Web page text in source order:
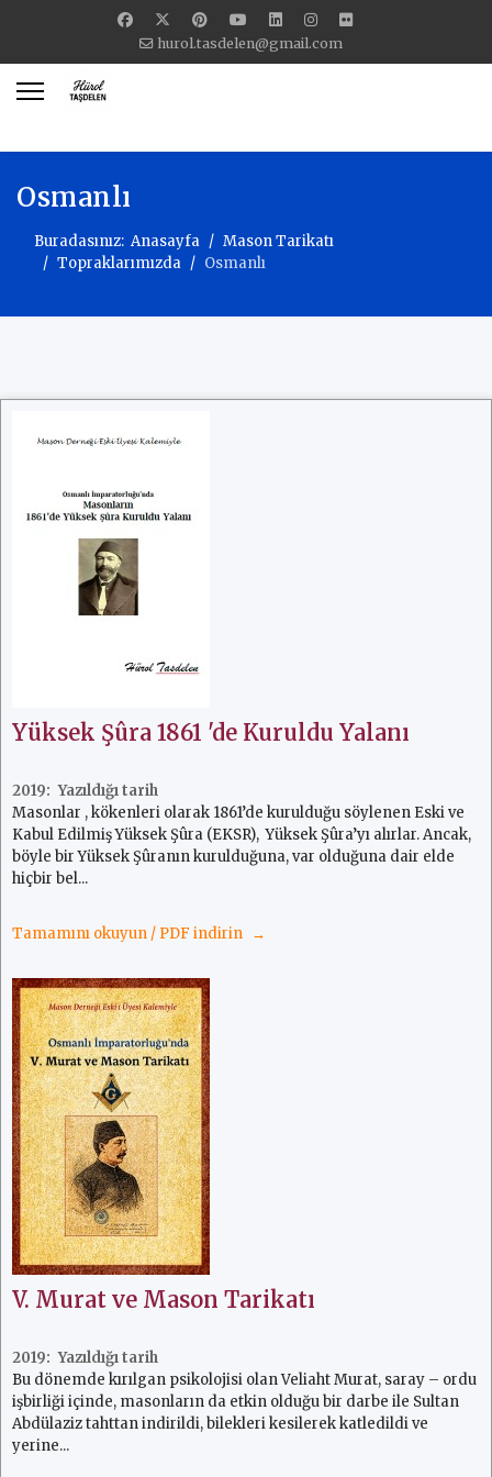
hurol.tasdelen@gmail.com
Osmanlı
Buradasınız: Anasayfa
Mason Tarikatı
Topraklarımızda
Osmanlı
Yüksek Şûra 1861 'de Kuruldu Yalanı
2019:
Masonlar , kökenleri olarak 1861’de kurulduğu söylenen Eski ve
Kabul Edilmiş Yüksek Şûra (EKSR), Yüksek Şûra’yı alırlar. Ancak,
böyle bir Yüksek Şûranın kurulduğuna, var olduğuna dair elde
hiçbir bel...
Tamamını okuyun / PDF indirin
V. Murat ve Mason Tarikatı
2019:
Bu dönemde kırılgan psikolojisi olan Veliaht Murat, saray – ordu
işbirliği içinde, masonların da etkin olduğu bir darbe ile Sultan
Abdülaziz tahttan indirildi, bilekleri kesilerek katledildi ve
yerine...